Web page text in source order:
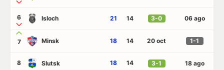
6 Isloch 21 14 3-0 06 ago
7 Minsk 18 14 20 oct 1-1
8 Slutsk 18 14 3-1 18 ago